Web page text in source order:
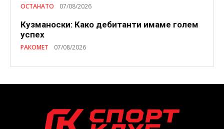
ОСТАНАТО 07/08/2026
Кузманоски: Како дебитанти имаме голем
успех
РАКОМЕТ 07/08/2026